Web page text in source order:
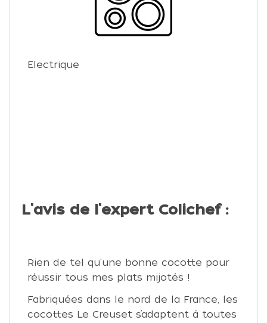
Electrique
L'avis de l'expert Colichef :
Rien de tel qu'une bonne cocotte pour
réussir tous mes plats mijotés !
Fabriquées dans le nord de la France, les
cocottes Le Creuset s’adaptent à toutes